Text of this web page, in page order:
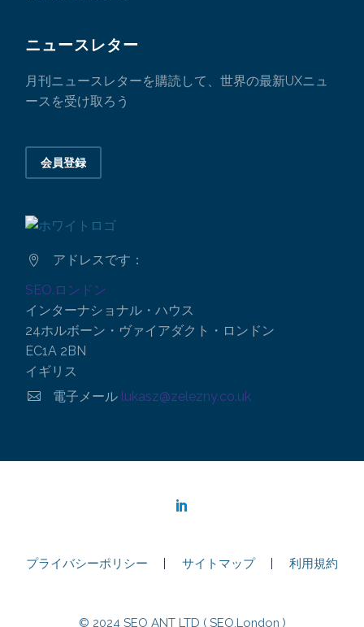
ニュースレター
月刊ニュースレターを購読して、世界の最新UXニュ
ースを受け取ろう
会員登録


アドレスです：
SEO.ロンドン
インターナショナル・ハウス
24ホルボーン・ヴァイアダクト・ロンドン
EC1A 2BN
イギリス

 電子メール lukasz@zelezny.co.uk
プライバシーポリシー サイトマップ 利用規約
© 2024 SEO ANT LTD ( SEO.London )